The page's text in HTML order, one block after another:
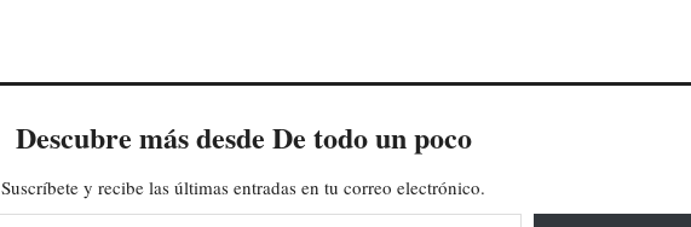
Descubre más desde De todo un poco
Suscríbete y recibe las últimas entradas en tu correo electrónico.